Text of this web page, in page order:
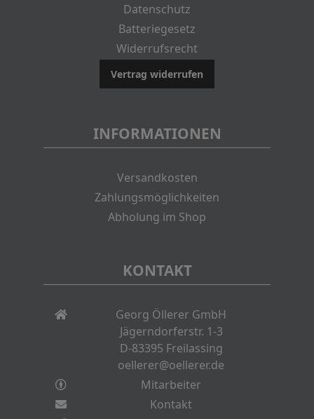
Datenschutz
Batteriegesetz
Widerrufsrecht
Vertrag widerrufen
INFORMATIONEN
Versandkosten
Zahlungsmöglichkeiten
Abholung im Shop
KONTAKT
Georg Öllerer GmbH
Jägerndorferstr. 1-3
D-83395 Freilassing
oellerer@oellerer.de
Mitarbeiter
Kontakt